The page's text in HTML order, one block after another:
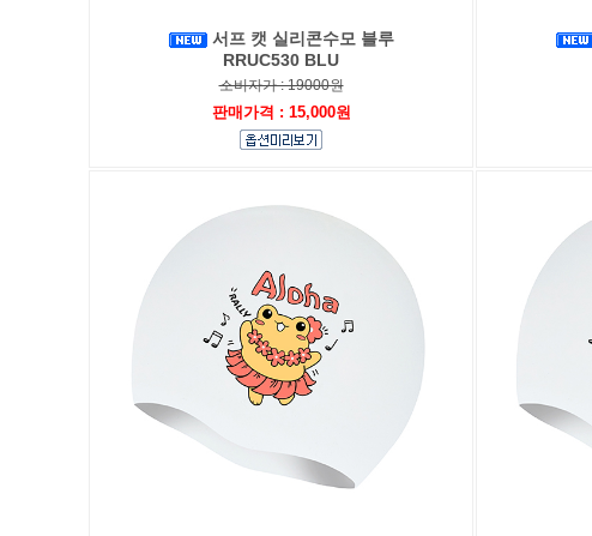
서프 캣 실리콘수모 블루
RRUC530 BLU
소비자가 : 19000원
판매가격 : 15,000원